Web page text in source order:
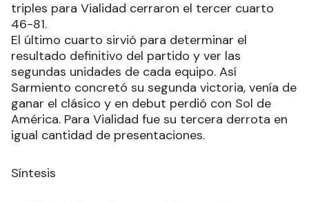
triples para Vialidad cerraron el tercer cuarto
46-81.
El último cuarto sirvió para determinar el
resultado definitivo del partido y ver las
segundas unidades de cada equipo. Así
Sarmiento concretó su segunda victoria, venía de
ganar el clásico y en debut perdió con Sol de
América. Para Vialidad fue su tercera derrota en
igual cantidad de presentaciones.
Síntesis